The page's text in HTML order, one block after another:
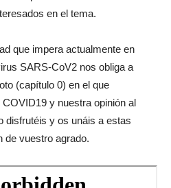
en el tema.
que impera actualmente en
SARS-CoV2 nos obliga a
(capítulo 0) en el que
y nuestra opinión al
disfrutéis y os unáis a estas
de vuestro agrado.